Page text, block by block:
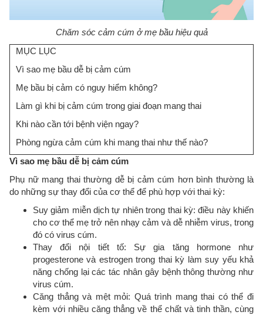
Chăm sóc cảm cúm ở mẹ bầu hiệu quả
MỤC LỤC
Vì sao mẹ bầu dễ bị cảm cúm
Mẹ bầu bị cảm có nguy hiểm không?
Làm gì khi bị cảm cúm trong giai đoạn mang thai
Khi nào cần tới bệnh viện ngay?
Phòng ngừa cảm cúm khi mang thai như thế nào?
Vì sao mẹ bầu dễ bị cảm cúm
Phụ nữ mang thai thường dễ bị cảm cúm hơn bình thường là
do những sự thay đổi của cơ thể để phù hợp với thai kỳ:
Suy giảm miễn dịch tự nhiên trong thai kỳ: điều này khiến
cho cơ thể mẹ trở nên nhạy cảm và dễ nhiễm virus, trong
đó có virus cúm.
Thay đổi nội tiết tố: Sự gia tăng hormone như
progesterone và estrogen trong thai kỳ làm suy yếu khả
năng chống lại các tác nhân gây bệnh thông thường như
virus cúm.
Căng thẳng và mệt mỏi: Quá trình mang thai có thể đi
kèm với nhiều căng thẳng về thể chất và tinh thần, cùng